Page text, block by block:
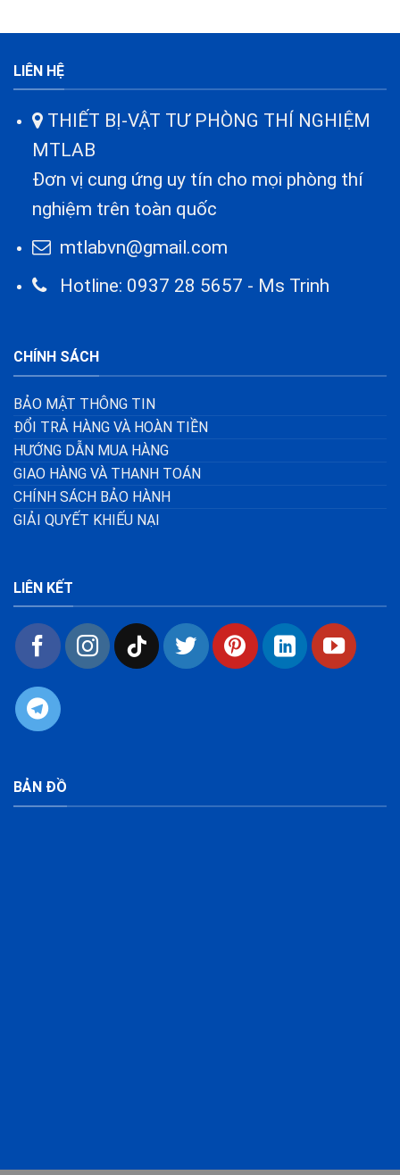
LIÊN HỆ
THIẾT BỊ-VẬT TƯ PHÒNG THÍ NGHIỆM
MTLAB
Đơn vị cung ứng uy tín cho mọi phòng thí
nghiệm trên toàn quốc
mtlabvn@gmail.com
Hotline: 0937 28 5657 - Ms Trinh
CHÍNH SÁCH
BẢO MẬT THÔNG TIN
ĐỔI TRẢ HÀNG VÀ HOÀN TIỀN
HƯỚNG DẪN MUA HÀNG
GIAO HÀNG VÀ THANH TOÁN
CHÍNH SÁCH BẢO HÀNH
GIẢI QUYẾT KHIẾU NẠI
LIÊN KẾT
BẢN ĐỒ